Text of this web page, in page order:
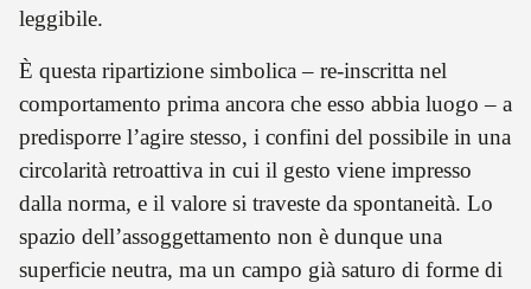
leggibile.
È questa ripartizione simbolica – re-inscritta nel
comportamento prima ancora che esso abbia luogo – a
predisporre l’agire stesso, i confini del possibile in una
circolarità retroattiva in cui il gesto viene impresso
dalla norma, e il valore si traveste da spontaneità. Lo
spazio dell’assoggettamento non è dunque una
superficie neutra, ma un campo già saturo di forme di